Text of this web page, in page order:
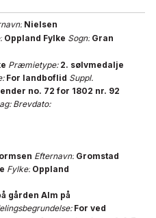
Nielsen
Oppland Fylke Sogn: Gran
Præmietype: 2. sølvmedalje
For landboflid Suppl.
no. 72 for 1802 nr. 92
Brevdato:
Efternavn: Gromstad
Fylke: Oppland
gården Alm på
For ved